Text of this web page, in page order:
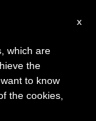
×
la pausa
de verano
el
x
which are
the
to know
the cookies,